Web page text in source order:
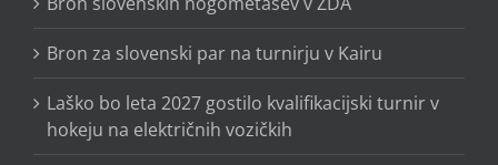
Bron za slovenski par na turnirju v Kairu
Laško bo leta 2027 gostilo kvalifikacijski turnir v
hokeju na električnih vozičkih